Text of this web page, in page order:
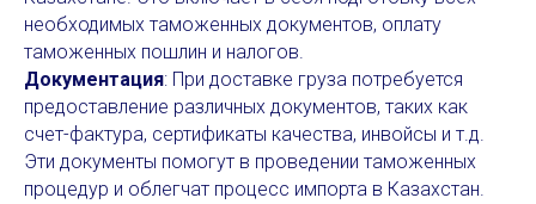
необходимых таможенных документов, оплату
таможенных пошлин и налогов.
Документация: При доставке груза потребуется
предоставление различных документов, таких как
счет-фактура, сертификаты качества, инвойсы и т.д.
Эти документы помогут в проведении таможенных
процедур и облегчат процесс импорта в Казахстан.